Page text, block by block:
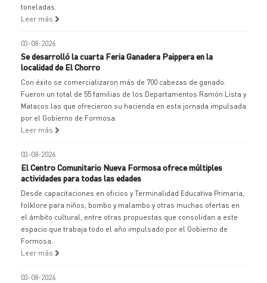
toneladas.
Leer más
03-08-2026
Se desarrolló la cuarta Feria Ganadera Paippera en la
localidad de El Chorro
Con éxito se comercializaron más de 700 cabezas de ganado.
Fueron un total de 55 familias de los Departamentos Ramón Lista y
Matacos las que ofrecieron su hacienda en esta jornada impulsada
por el Gobierno de Formosa.
Leer más
03-08-2026
El Centro Comunitario Nueva Formosa ofrece múltiples
actividades para todas las edades
Desde capacitaciones en oficios y Terminalidad Educativa Primaria,
folklore para niños, bombo y malambo y otras muchas ofertas en
el ámbito cultural, entre otras propuestas que consolidan a este
espacio que trabaja todo el año impulsado por el Gobierno de
Formosa.
Leer más
03-08-2026